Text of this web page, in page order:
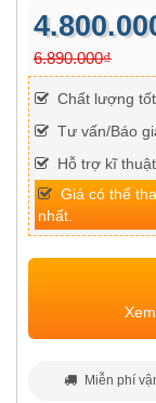
6.890.000₫
Chất lượng
Tư vấn/Báo
Hỗ trợ kĩ
Giá có thể
nhất.
Miễn phí